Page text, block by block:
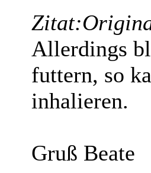
Zitat:
Allerdings
futtern, so
inhalieren.
Gruß Beate